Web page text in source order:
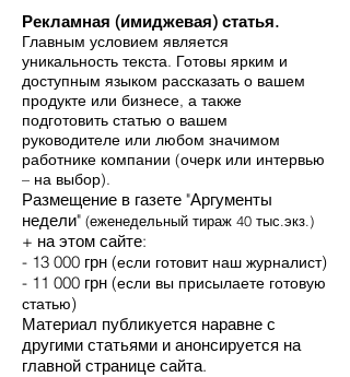
Рекламная (имиджевая) статья.
Главным условием является
уникальность текста. Готовы ярким и
доступным языком рассказать о вашем
продукте или бизнесе, а также
подготовить статью о вашем
руководителе или любом значимом
работнике компании (очерк или интервью
– на выбор).
Размещение в газете "Аргументы
недели" (еженедельный тираж 40 тыс.экз.)
+ на этом сайте:
- 13 000 грн (если готовит наш журналист)
- 11 000 грн (если вы присылаете готовую
статью)
Материал публикуется наравне с
другими статьями и анонсируется на
главной странице сайта.